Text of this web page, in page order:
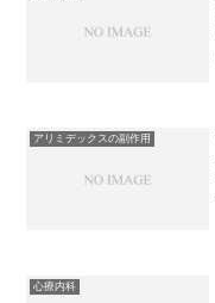
アリミデックスの副作用
心療内科